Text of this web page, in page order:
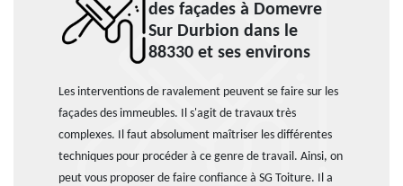
des façades à Domevre
Sur Durbion dans le
88330 et ses environs
Les interventions de ravalement peuvent se faire sur les
façades des immeubles. Il s'agit de travaux très
complexes. Il faut absolument maîtriser les différentes
techniques pour procéder à ce genre de travail. Ainsi, on
peut vous proposer de faire confiance à SG Toiture. Il a